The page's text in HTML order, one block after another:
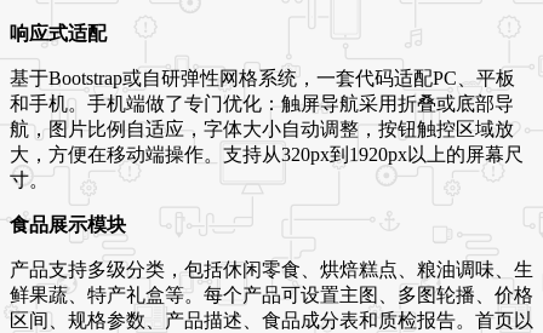
响应式适配
基于Bootstrap或自研弹性网格系统，一套代码适配PC、平板
和手机。手机端做了专门优化：触屏导航采用折叠或底部导
航，图片比例自适应，字体大小自动调整，按钮触控区域放
大，方便在移动端操作。支持从320px到1920px以上的屏幕尺
寸。
食品展示模块
产品支持多级分类，包括休闲零食、烘焙糕点、粮油调味、生
鲜果蔬、特产礼盒等。每个产品可设置主图、多图轮播、价格
区间、规格参数、产品描述、食品成分表和质检报告。首页以